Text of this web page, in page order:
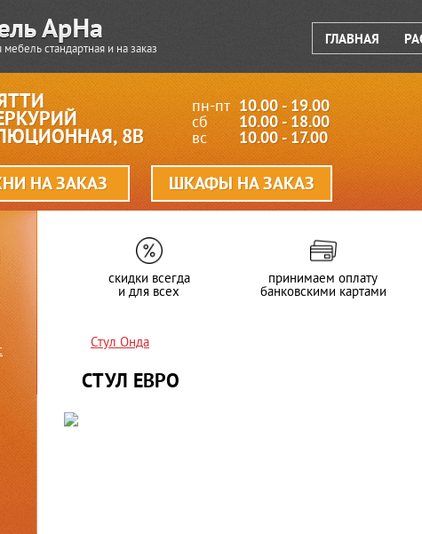
стандартная и на заказ
ГЛАВНАЯ
8В
пн-пт 10.00 - 19.00
сб 10.00 - 18.00
вс 10.00 - 17.00
НА ЗАКАЗ ШКАФЫ НА ЗАКАЗ
скидки всегда
и для всех
принимаем оплату
банковскими картами
Стул Онда
СТУЛ ЕВРО